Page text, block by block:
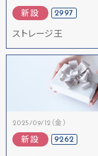
新設 2997
ストレージ王
2025/09/12（金）
新設 9262